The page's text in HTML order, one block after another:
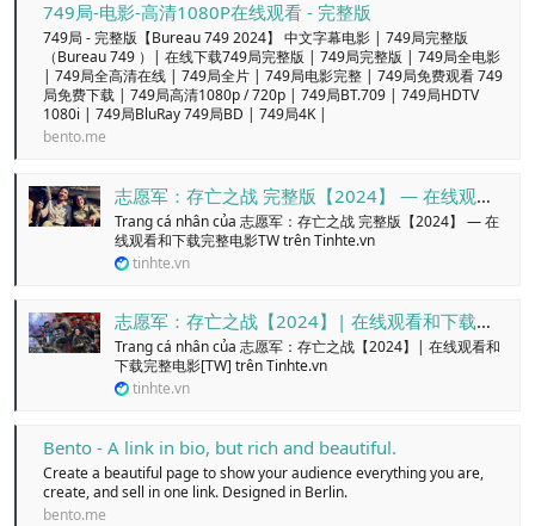
749局-电影-高清1080P在线观看 - 完整版
749局 - 完整版【Bureau 749 2024】 中文字幕电影 | 749局完整版
（Bureau 749 ）| 在线下载749局完整版 | 749局完整版 | 749局全电影
| 749局全高清在线 | 749局全片 | 749局电影完整 | 749局免费观看 749
局免费下载 | 749局高清1080p / 720p | 749局BT.709 | 749局HDTV
1080i | 749局BluRay 749局BD | 749局4K |
bento.me
志愿军：存亡之战 完整版【2024】 — 在线观看和下载完整电影TW - Trang cá nhân
Trang cá nhân của 志愿军：存亡之战 完整版【2024】 — 在
线观看和下载完整电影TW trên Tinhte.vn
tinhte.vn
志愿军：存亡之战【2024】| 在线观看和下载完整电影[TW] - Trang cá nhân
Trang cá nhân của 志愿军：存亡之战【2024】| 在线观看和
下载完整电影[TW] trên Tinhte.vn
tinhte.vn
Bento - A link in bio, but rich and beautiful.
Create a beautiful page to show your audience everything you are,
create, and sell in one link. Designed in Berlin.
bento.me